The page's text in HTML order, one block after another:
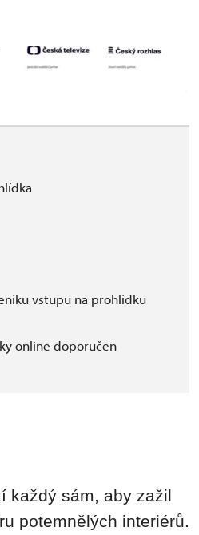
vstupu na prohlídku
online doporučen
každý sám, aby zažil
potemnělých interiérů.